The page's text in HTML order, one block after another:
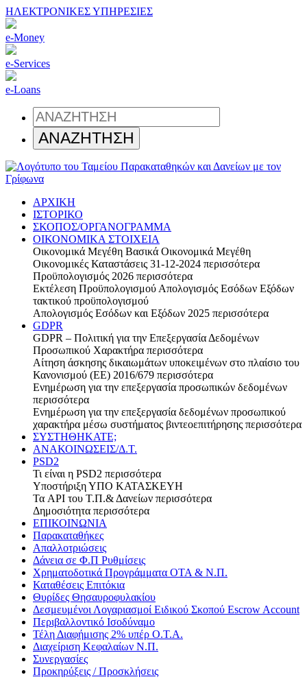
ΗΛΕΚΤΡΟΝΙΚΕΣ ΥΠΗΡΕΣΙΕΣ
e-Money
e-Services
e-Loans
ΑΡΧΙΚΗ
ΙΣΤΟΡΙΚΟ
ΣΚΟΠΟΣ/ΟΡΓΑΝΟΓΡΑΜΜΑ
ΟΙΚΟΝΟΜΙΚΑ ΣΤΟΙΧΕΙΑ
Οικονομικά Μεγέθη Βασικά Οικονομικά Μεγέθη
Οικονομικές Καταστάσεις 31-12-2024 περισσότερα
Προϋπολογισμός 2026 περισσότερα
Εκτέλεση Προϋπολογισμού Απολογισμός Εσόδων Εξόδων
τακτικού προϋπολογισμού
Απολογισμός Εσόδων και Εξόδων 2025 περισσότερα
GDPR
GDPR – Πολιτική για την Επεξεργασία Δεδομένων
Προσωπικού Χαρακτήρα περισσότερα
Αίτηση άσκησης δικαιωμάτων υποκειμένων στο πλαίσιο του
Κανονισμού (ΕΕ) 2016/679 περισσότερα
Ενημέρωση για την επεξεργασία προσωπικών δεδομένων
περισσότερα
Ενημέρωση για την επεξεργασία δεδομένων προσωπικού
χαρακτήρα μέσω συστήματος βιντεοεπιτήρησης περισσότερα
ΣΥΣΤΗΘΗΚΑΤΕ;
ΑΝΑΚΟΙΝΩΣΕΙΣ/Δ.Τ.
PSD2
Τι είναι η PSD2 περισσότερα
ΥποστήριξηΥΠΟ ΚΑΤΑΣΚΕΥΗ
Τα API του Τ.Π.& Δανείων περισσότερα
Δημοσιότητα περισσότερα
ΕΠΙΚΟΙΝΩΝΙΑ
Παρακαταθήκες
Απαλλοτριώσεις
Δάνεια σε Φ.Π Ρυθμίσεις
Χρηματοδοτικά Προγράμματα ΟΤΑ & Ν.Π.
Καταθέσεις Επιτόκια
Θυρίδες Θησαυροφυλακίου
Δεσμευμένοι Λογαριασμοί Ειδικού Σκοπού Escrow Account
Περιβαλλοντικό Ισοδύναμο
Τέλη Διαφήμισης 2% υπέρ Ο.Τ.Α.
Διαχείριση Κεφαλαίων Ν.Π.
Συνεργασίες
Προκηρύξεις / Προσκλήσεις